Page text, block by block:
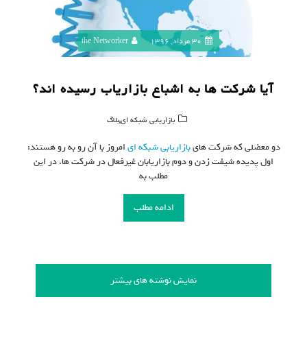
30 مرداد, 1396 the Networker
آیا شرکت ها به اشباع بازاریاب رسیده اند؟
بازاریابی شبکه ای,بلاگ
دو معضلی که شرکت هایبازاریابی شبکه ایامروز با آن رو به رو هستند:
اول پدیده شیفت زدن و دوم بازاریابان غیرفعال در شرکت ها. در این
مطلب به
ادامه مطلب
نمایش نوشته های بیشتر